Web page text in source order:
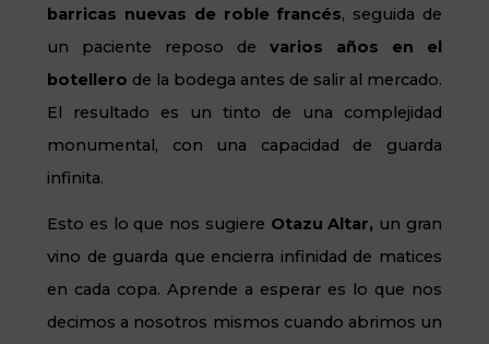
barricas nuevas de roble francés, seguida de
un paciente reposo de varios años en el
botellero de la bodega antes de salir al mercado.
El resultado es un tinto de una complejidad
monumental, con una capacidad de guarda
infinita.
Esto es lo que nos sugiere Otazu Altar, un gran
vino de guarda que encierra infinidad de matices
en cada copa. Aprende a esperar es lo que nos
decimos a nosotros mismos cuando abrimos un